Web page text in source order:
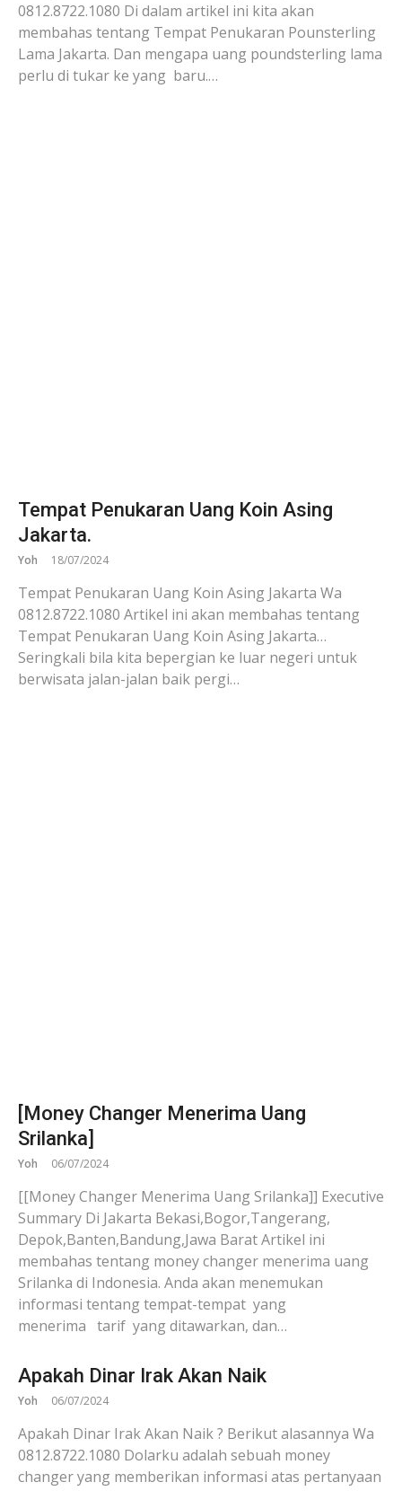
0812.8722.1080 Di dalam artikel ini kita akan
membahas tentang Tempat Penukaran Pounsterling
Lama Jakarta. Dan mengapa uang poundsterling lama
perlu di tukar ke yang baru.…
Tempat Penukaran Uang Koin Asing
Jakarta.
Yoh 18/07/2024
Tempat Penukaran Uang Koin Asing Jakarta Wa
0812.8722.1080 Artikel ini akan membahas tentang
Tempat Penukaran Uang Koin Asing Jakarta…
Seringkali bila kita bepergian ke luar negeri untuk
berwisata jalan-jalan baik pergi…
[Money Changer Menerima Uang
Srilanka]
Yoh 06/07/2024
[[Money Changer Menerima Uang Srilanka]] Executive
Summary Di Jakarta Bekasi,Bogor,Tangerang,
Depok,Banten,Bandung,Jawa Barat Artikel ini
membahas tentang money changer menerima uang
Srilanka di Indonesia. Anda akan menemukan
informasi tentang tempat-tempat yang
menerima tarif yang ditawarkan, dan…
Apakah Dinar Irak Akan Naik
Yoh 06/07/2024
Apakah Dinar Irak Akan Naik ? Berikut alasannya Wa
0812.8722.1080 Dolarku adalah sebuah money
changer yang memberikan informasi atas pertanyaan